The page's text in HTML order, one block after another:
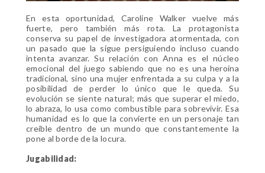
En esta oportunidad, Caroline Walker vuelve más
fuerte, pero también más rota. La protagonista
conserva su papel de investigadora atormentada, con
un pasado que la sigue persiguiendo incluso cuando
intenta avanzar. Su relación con Anna es el núcleo
emocional del juego sabiendo que no es una heroína
tradicional, sino una mujer enfrentada a su culpa y a la
posibilidad de perder lo único que le queda. Su
evolución se siente natural; más que superar el miedo,
lo abraza, lo usa como combustible para sobrevivir. Esa
humanidad es lo que la convierte en un personaje tan
creíble dentro de un mundo que constantemente la
pone al borde de la locura.
Jugabilidad: